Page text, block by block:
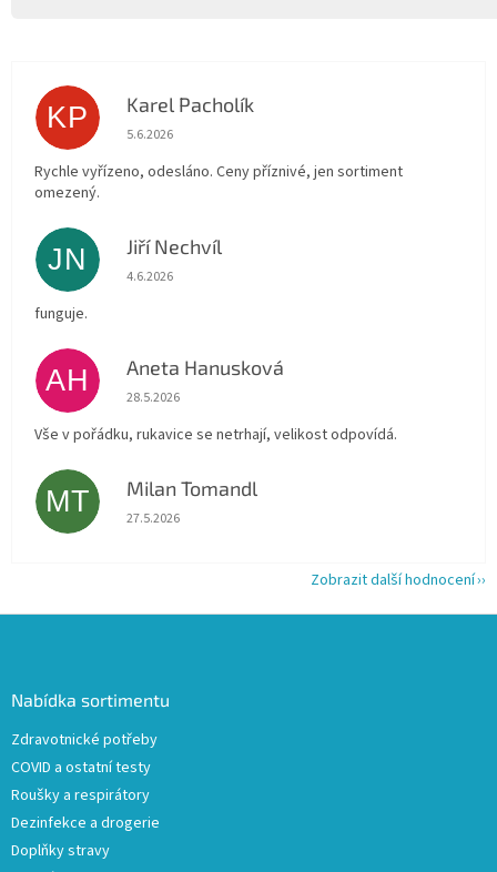
KP Karel Pacholík
Hodnocení obchodu je 4 z 5 hvězdiček.
5.6.2026
Rychle vyřízeno, odesláno. Ceny příznivé, jen sortiment
omezený.
JN Jiří Nechvíl
Hodnocení obchodu je 5 z 5 hvězdiček.
4.6.2026
funguje.
AH Aneta Hanusková
Hodnocení obchodu je 5 z 5 hvězdiček.
28.5.2026
Vše v pořádku, rukavice se netrhají, velikost odpovídá.
MT Milan Tomandl
Hodnocení obchodu je 5 z 5 hvězdiček.
27.5.2026
Zobrazit další hodnocení
Nabídka sortimentu
Zdravotnické potřeby
COVID a ostatní testy
Roušky a respirátory
Dezinfekce a drogerie
Doplňky stravy